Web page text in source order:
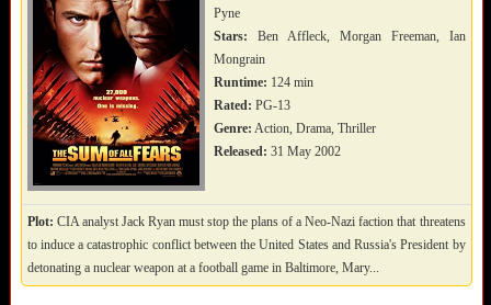
Pyne
Stars: Ben Affleck, Morgan Freeman, Ian
Mongrain
Runtime: 124 min
Rated: PG-13
Genre: Action, Drama, Thriller
Released: 31 May 2002
Plot: CIA analyst Jack Ryan must stop the plans of a Neo-Nazi faction that threatens
to induce a catastrophic conflict between the United States and Russia's President by
detonating a nuclear weapon at a football game in Baltimore, Mary...